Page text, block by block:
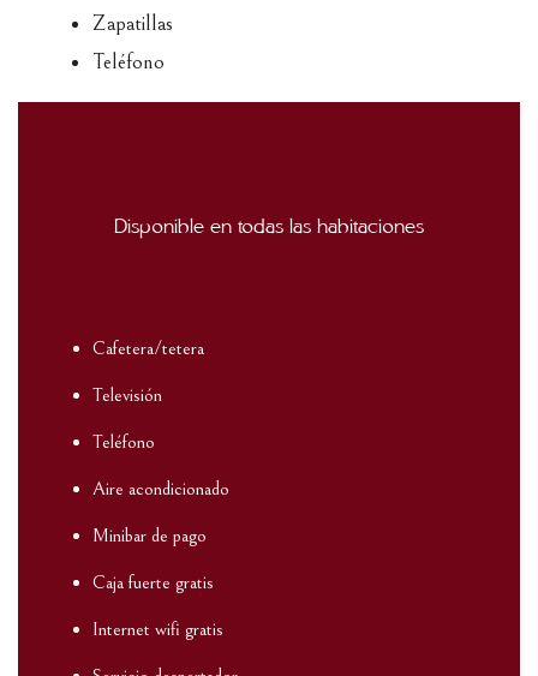
Zapatillas
Teléfono
Disponible en todas las habitaciones
Cafetera/tetera
Televisión
Teléfono
Aire acondicionado
Minibar de pago
Caja fuerte gratis
Internet wifi gratis